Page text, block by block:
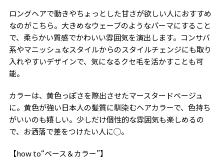
ロングヘアで動きやちょっとした甘さが欲しい人におすすめ
なのがこちら。大きめなウェーブのようなパーマにすること
で、柔らかい質感でかわいい雰囲気を演出します。コンサバ
系やマニッシュなスタイルからのスタイルチェンジにも取り
入れやすいデザインで、気になるクセ毛を活かすことも可
能。
カラーは、黄色っぽさを際出させたマースタードベージュ
に。黄色が強い日本人の髪質に馴染むヘアカラーで、色持ち
がいいのも嬉しい。少しだけ個性的な雰囲気も楽しめるの
で、お洒落で差をつけたい人に◯。
【how to“ベース＆カラー”】